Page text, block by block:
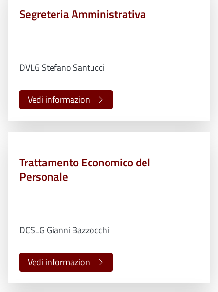
Segreteria Amministrativa
DVLG Stefano Santucci
Vedi informazioni
Trattamento Economico del
Personale
DCSLG Gianni Bazzocchi
Vedi informazioni